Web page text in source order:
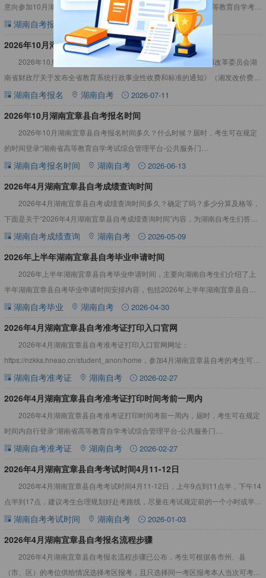
意向参加10月湖南自学考试的考生，可在规定时间内登录湖南省高等教育自学考试
综合管理平台-公共服务门户报考
湖南自考报名 湖南自考 2026-07-11
2026年10月湖南宜章县自考报名费用多少
2026年10月湖南宜章县自考报名费用多少根据《湖南省发展和改革委员会湖
南省财政厅关于发布全省教育系统行政事业性收费和标准的通知》（湘发改价费
[2018]531号）规定获悉：48元每人每科。详见下文：
湖南自考报名 湖南自考 2026-07-11
2026年10月湖南宜章县自考报名时间
2026年10月湖南宜章县自考报名时间多久？什么时候？届时，考生可在规定
的时间登录“湖南省高等教育自学考试综合管理平台-公共服务门
户”（https://nzkks.hneao.cn/student_a
湖南自考报名时间 湖南自考 2026-06-13
2026年4月湖南宜章县自考成绩查询时间
2026年4月湖南宜章县自考成绩查询时间多久？确定了吗？多少分算及格等，
下面是关于“2026年4月湖南宜章县自考成绩查询时间”内容，为湖南自考生们答疑
解惑。详情见下文：2026年4月湖南宜章县自考成绩
湖南自考成绩查询 湖南自考 2026-05-09
​2026年上半年湖南宜章县自考毕业申请时间
2026年上半年湖南宜章县自考毕业申请时间，主要向湖南自考生们介绍了上
半年湖南宜章县自考毕业申请时间安排内容，包括2026年上半年湖南宜章县自考
毕业申请时间过了怎么办等，一起来看看吧！2026年上半年
湖南自考毕业 湖南自考 2026-04-30
​2026年4月湖南宜章县自考准考证打印入口官网
2026年4月湖南宜章县自考准考证打印入口官网网址：
https://nzkks.hneao.cn/student_anon/home，参加4月湖南宜章县自考的考生可在
考试前一星期内自行从“湖南自考服务
湖南自考准考证 湖南自考 2026-02-27
2026年4月湖南宜章县自考准考证打印时间考前一周内
2026年4月湖南宜章县自考准考证打印时间考前一周内，届时，考生可在规定
时间内自行登录“湖南省高等教育自学考试综合管理平台-公共服务门
户”（https://nzkks.hneao.cn）”打印自考准考
湖南自考准考证 湖南自考 2026-02-27
2026年4月湖南宜章县自考考试时间4月11-12日
2026年4月湖南宜章县自考考试时间4月11-12日，上午9点到11点半，下午14
点半到17点，建议考生合理规划好赴考路线，尽量在考试规定前的一个小时或半个
小时内到达考点，以免考试当天匆忙，耽误考试。
湖南自考考试时间 湖南自考 2026-01-03
2026年4月湖南宜章县自考报名流程步骤
2026年4月湖南宜章县自考报名流程步骤已公布，考生可根据各市州、县
（市、区）的考位供给情况选择考区报考，且只选择同一考区报考本人当次可考的